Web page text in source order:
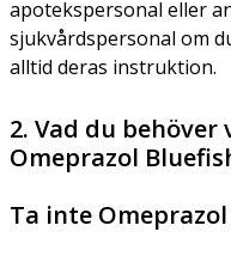
apotekspersonal eller
sjukvårdspersonal om
alltid deras instruktion.
2. Vad du
Omeprazol
Ta inte